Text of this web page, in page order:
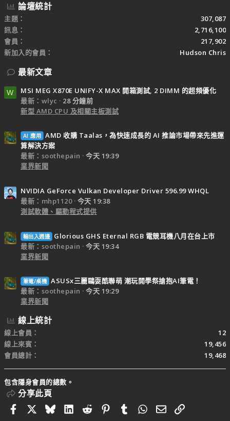
論壇統計
主題
307,087
訊息
2,716,100
會員
217,902
新加入的會員
Hudson Chris
最新文章
W
MSI MEG X870E UNIFY-X MAX 開箱測試, 2 DIMM 的超頻優化
最新：wlyc
28 分鐘前
新型 AMD CPU 及相關主板測試
AI 應用 AMD 收購 Taalas，為快速成長的 AI 推論市場帶來先進運
算解決方案
最新：soothepain
今天 19:39
業界新聞
NVIDIA GeForce Vulkan Developer Driver 596.99 WHQL
最新：mhp1120
今天 19:38
測試軟體、驅動程式提供
輸出入週邊
Glorious GHS Eternal RGB 電競耳機八月在台上市
最新：soothepain
今天 19:34
業界新聞
筆電/桌機 ASUSx三麗鷗耍酷聯萌 潮玩開學祭搶抱AI筆電！
最新：soothepain
今天 19:29
業界新聞
線上統計
線上會員
12
線上來賓
19,456
會員總計
19,468
包含隱身會員的總數。
分享此頁
FacebookBlueskyLinkedIn
RedditPinterestTumblrWhatsApp
電子郵件
連結